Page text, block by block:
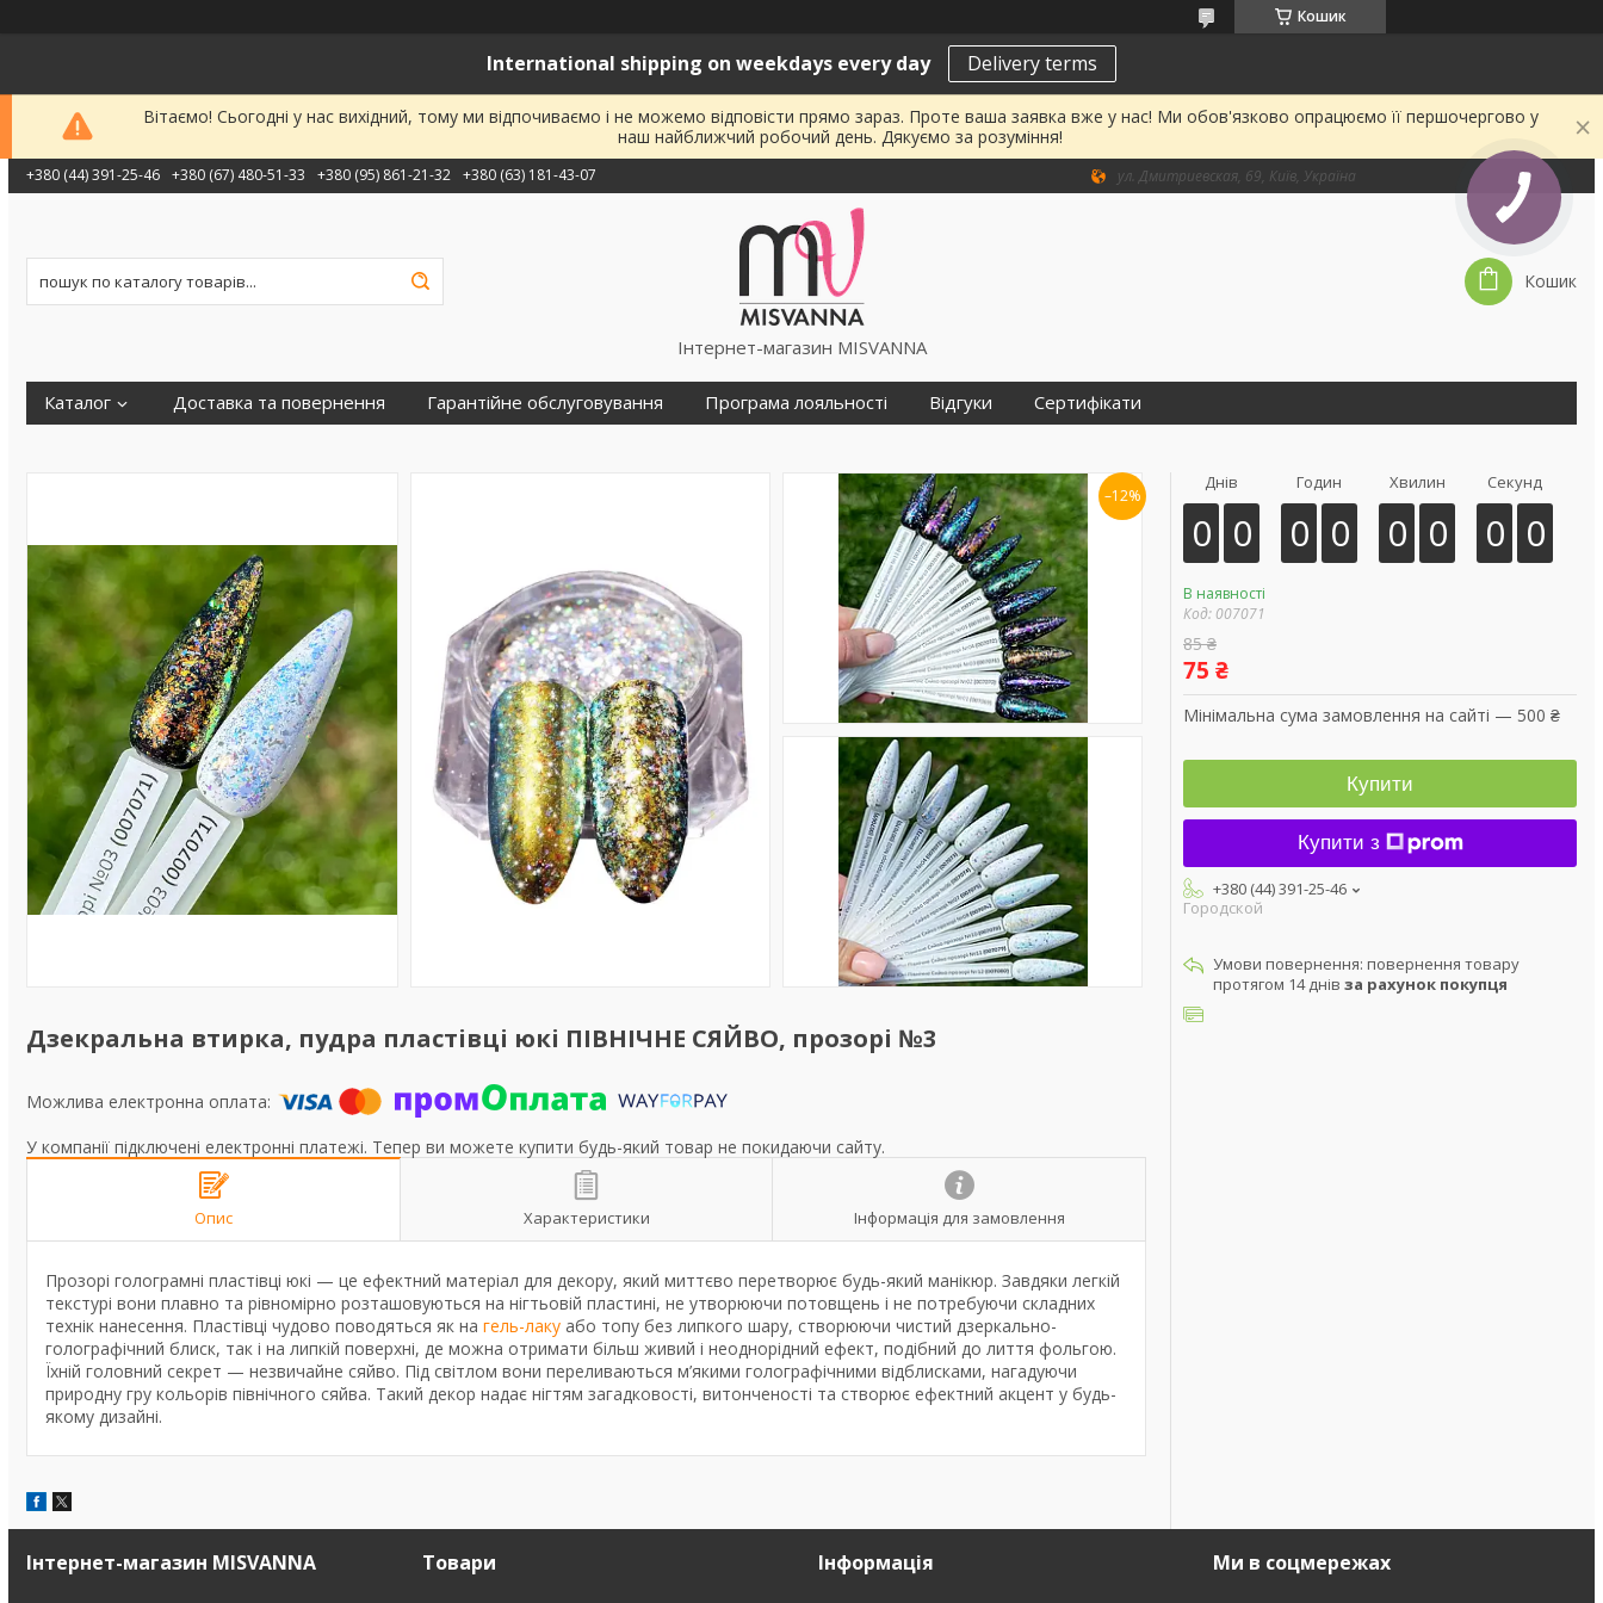
Кошик
International shipping on weekdays every day Delivery terms
Вітаємо! Сьогодні у нас вихідний, тому ми відпочиваємо і не можемо відповісти прямо зараз. Проте ваша заявка вже у нас! Ми обов'язково опрацюємо її першочергово у
наш найближчий робочий день. Дякуємо за розуміння!
+380 (44) 391-25-46 +380 (67) 480-51-33 +380 (95) 861-21-32 +380 (63) 181-43-07 ул. Дмитриевская, 69, Київ, Україна
Інтернет-магазин MISVANNA
Кошик
Каталог Доставка та повернення Гарантійне обслуговування Програма лояльності Відгуки Сертифікати
–12%
Дзекральна втирка, пудра пластівці юкі ПІВНІЧНЕ СЯЙВО, прозорі №3
У компанії підключені електронні платежі. Тепер ви можете купити будь-який товар не покидаючи сайту.
Опис Характеристики Інформація для замовлення
Прозорі голограмні пластівці юкі — це ефектний матеріал для декору, який миттєво перетворює будь-який манікюр. Завдяки легкій
текстурі вони плавно та рівномірно розташовуються на нігтьовій пластині, не утворюючи потовщень і не потребуючи складних
технік нанесення. Пластівці чудово поводяться як на гель-лаку або топу без липкого шару, створюючи чистий дзеркально-
голографічний блиск, так і на липкій поверхні, де можна отримати більш живий і неоднорідний ефект, подібний до лиття фольгою.
Їхній головний секрет — незвичайне сяйво. Під світлом вони переливаються м’якими голографічними відблисками, нагадуючи
природну гру кольорів північного сяйва. Такий декор надає нігтям загадковості, витонченості та створює ефектний акцент у будь-
якому дизайні.
Днів
0 0
Годин
0 0
Хвилин
0 0
Секунд
0 0
В наявності
Код: 007071
85 ₴
75 ₴
Мінімальна сума замовлення на сайті — 500 ₴
Купити
Купити з
+380 (44) 391-25-46
Городской
повернення товару
протягом 14 днів за рахунок покупця
Інтернет-магазин MISVANNA Товари Інформація Ми в соцмережах